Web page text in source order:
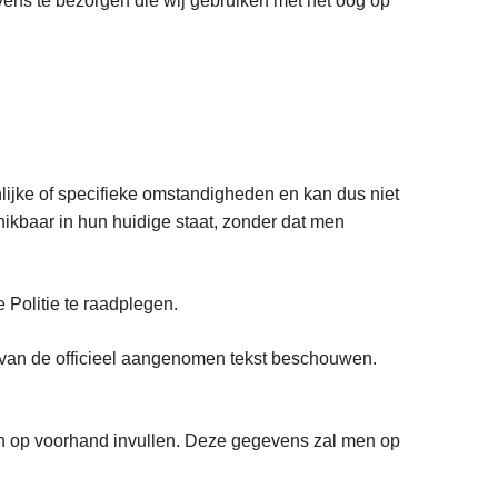
of specifieke omstandigheden en kan dus niet
in hun huidige staat, zonder dat men
Politie te raadplegen.
de officieel aangenomen tekst beschouwen.
op voorhand invullen. Deze gegevens zal men op